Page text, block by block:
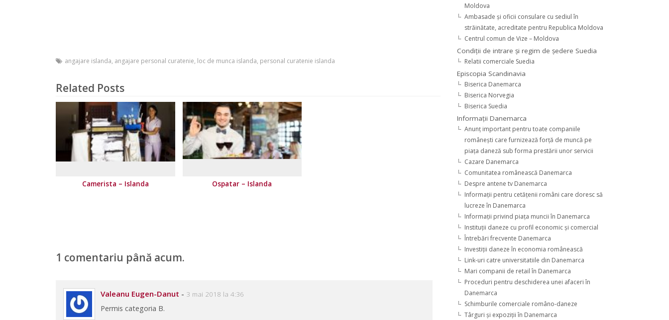
angajare islanda, angajare personal curatenie, loc de munca islanda, personal curatenie islanda
Related Posts
Camerista – Islanda Ospatar – Islanda
1 comentariu până acum.
Valeanu Eugen-Danut - 3 mai 2018 la 4:36
Permis categoria B.
Moldova
Ambasade şi oficii consulare cu sediul în
străinătate, acreditate pentru Republica Moldova
Centrul comun de Vize – Moldova
Condiţii de intrare şi regim de şedere Suedia
Relatii comerciale Suedia
Episcopia Scandinavia
Biserica Danemarca
Biserica Norvegia
Biserica Suedia
Informaţii Danemarca
Anunţ important pentru toate companiile
româneşti care furnizează forţă de muncă pe
piaţa daneză sub forma prestării unor servicii
Cazare Danemarca
Comunitatea românească Danemarca
Despre antene tv Danemarca
Informaţii pentru cetăţenii români care doresc să
lucreze în Danemarca
Informaţii privind piaţa muncii în Danemarca
Instituţii daneze cu profil economic şi comercial
Întrebări frecvente Danemarca
Investiţii daneze în economia românească
Link-uri catre universitatiile din Danemarca
Mari companii de retail în Danemarca
Proceduri pentru deschiderea unei afaceri în
Danemarca
Schimburile comerciale româno-daneze
Târguri şi expoziţii în Danemarca